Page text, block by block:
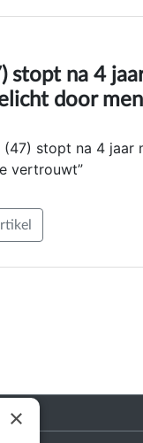
stopt na 4
door
(47) stopt na 4
vertrouwt”
×